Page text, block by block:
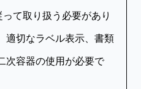
て取り扱う必要があり
適切なラベル表示、書類
次容器の使用が必要で